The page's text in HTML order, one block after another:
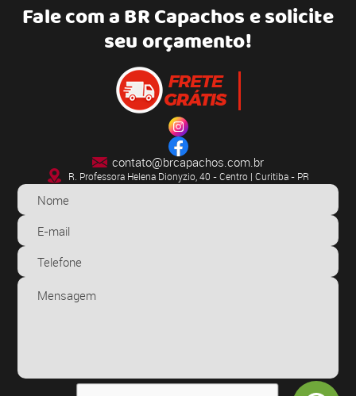
Fale com aBR Capachose solicite
seu orçamento!
contato@brcapachos.com.br
R. Professora Helena Dionyzio, 40 - Centro | Curitiba - PR